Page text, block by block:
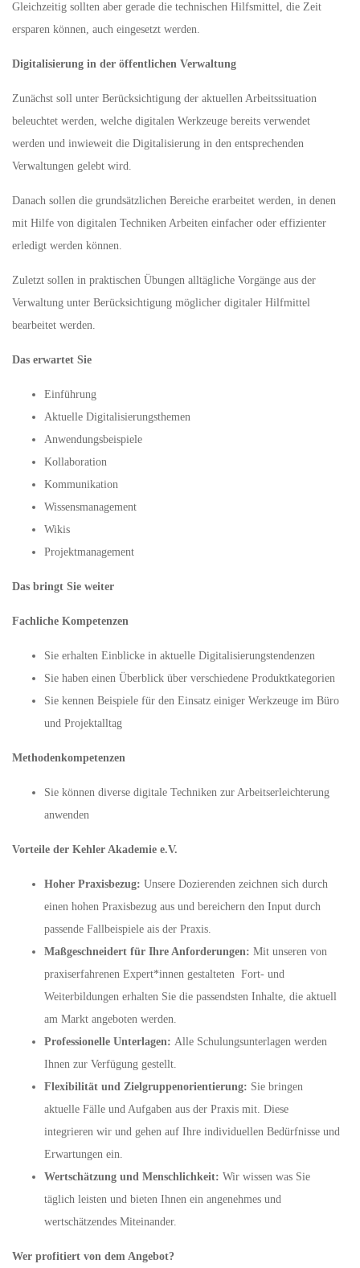
Gleichzeitig sollten aber gerade die technischen Hilfsmittel, die Zeit
ersparen können, auch eingesetzt werden.
Digitalisierung in der öffentlichen Verwaltung
Zunächst soll unter Berücksichtigung der aktuellen Arbeitssituation
beleuchtet werden, welche digitalen Werkzeuge bereits verwendet
werden und inwieweit die Digitalisierung in den entsprechenden
Verwaltungen gelebt wird.
Danach sollen die grundsätzlichen Bereiche erarbeitet werden, in denen
mit Hilfe von digitalen Techniken Arbeiten einfacher oder effizienter
erledigt werden können.
Zuletzt sollen in praktischen Übungen alltägliche Vorgänge aus der
Verwaltung unter Berücksichtigung möglicher digitaler Hilfmittel
bearbeitet werden.
Das erwartet Sie
Einführung
Aktuelle Digitalisierungsthemen
Anwendungsbeispiele
Kollaboration
Kommunikation
Wissensmanagement
Wikis
Projektmanagement
Das bringt Sie weiter
Fachliche Kompetenzen
Sie erhalten Einblicke in aktuelle Digitalisierungstendenzen
Sie haben einen Überblick über verschiedene Produktkategorien
Sie kennen Beispiele für den Einsatz einiger Werkzeuge im Büro
und Projektalltag
Methodenkompetenzen
Sie können diverse digitale Techniken zur Arbeitserleichterung
anwenden
Vorteile der Kehler Akademie e.V.
Hoher Praxisbezug: Unsere Dozierenden zeichnen sich durch
einen hohen Praxisbezug aus und bereichern den Input durch
passende Fallbeispiele ais der Praxis.
Maßgeschneidert für Ihre Anforderungen: Mit unseren von
praxiserfahrenen Expert*innen gestalteten Fort- und
Weiterbildungen erhalten Sie die passendsten Inhalte, die aktuell
am Markt angeboten werden.
Professionelle Unterlagen: Alle Schulungsunterlagen werden
Ihnen zur Verfügung gestellt.
Flexibilität und Zielgruppenorientierung: Sie bringen
aktuelle Fälle und Aufgaben aus der Praxis mit. Diese
integrieren wir und gehen auf Ihre individuellen Bedürfnisse und
Erwartungen ein.
Wertschätzung und Menschlichkeit: Wir wissen was Sie
täglich leisten und bieten Ihnen ein angenehmes und
wertschätzendes Miteinander.
Wer profitiert von dem Angebot?